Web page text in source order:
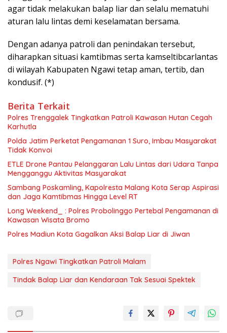
agar tidak melakukan balap liar dan selalu mematuhi
aturan lalu lintas demi keselamatan bersama.
Dengan adanya patroli dan penindakan tersebut,
diharapkan situasi kamtibmas serta kamseltibcarlantas
di wilayah Kabupaten Ngawi tetap aman, tertib, dan
kondusif. (*)
Berita Terkait
Polres Trenggalek Tingkatkan Patroli Kawasan Hutan Cegah
Karhutla
Polda Jatim Perketat Pengamanan 1 Suro, Imbau Masyarakat
Tidak Konvoi
ETLE Drone Pantau Pelanggaran Lalu Lintas dari Udara Tanpa
Mengganggu Aktivitas Masyarakat
Sambang Poskamling, Kapolresta Malang Kota Serap Aspirasi
dan Jaga Kamtibmas Hingga Level RT
Long Weekend_ : Polres Probolinggo Pertebal Pengamanan di
Kawasan Wisata Bromo
Polres Madiun Kota Gagalkan Aksi Balap Liar di Jiwan
Polres Ngawi Tingkatkan Patroli Malam
Tindak Balap Liar dan Kendaraan Tak Sesuai Spektek